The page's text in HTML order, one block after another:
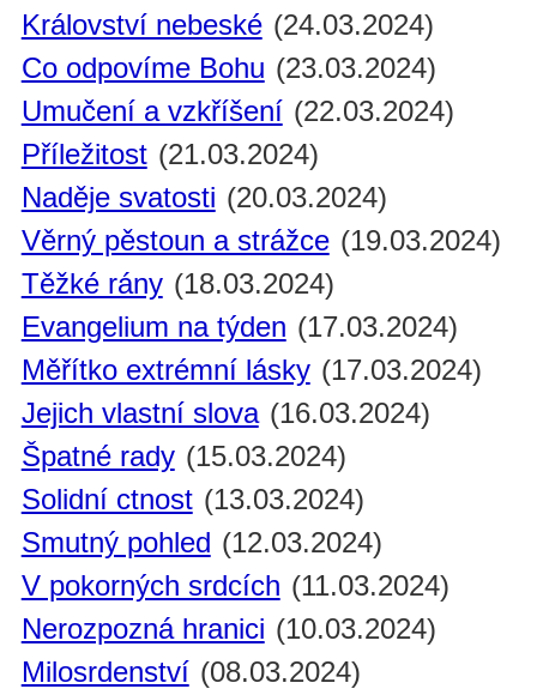
Království nebeské (24.03.2024)
Co odpovíme Bohu (23.03.2024)
Umučení a vzkříšení (22.03.2024)
Příležitost (21.03.2024)
Naděje svatosti (20.03.2024)
Věrný pěstoun a strážce (19.03.2024)
Těžké rány (18.03.2024)
Evangelium na týden (17.03.2024)
Měřítko extrémní lásky (17.03.2024)
Jejich vlastní slova (16.03.2024)
Špatné rady (15.03.2024)
Solidní ctnost (13.03.2024)
Smutný pohled (12.03.2024)
V pokorných srdcích (11.03.2024)
Nerozpozná hranici (10.03.2024)
Milosrdenství (08.03.2024)